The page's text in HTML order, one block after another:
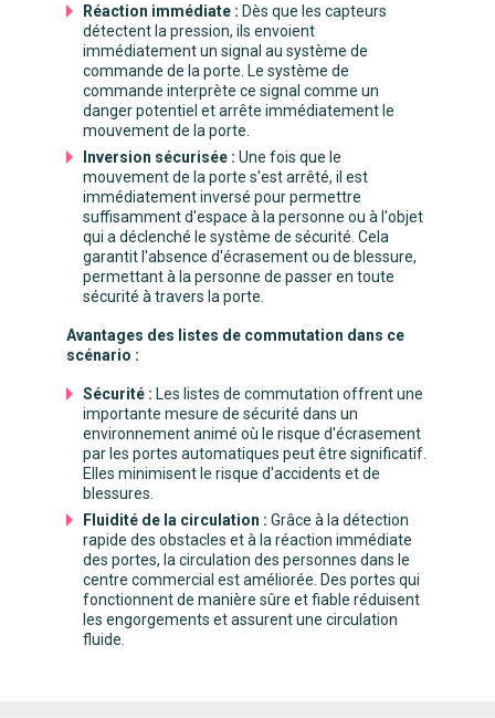
Réaction immédiate : Dès que les capteurs
détectent la pression, ils envoient
immédiatement un signal au système de
commande de la porte. Le système de
commande interprète ce signal comme un
danger potentiel et arrête immédiatement le
mouvement de la porte.
Inversion sécurisée : Une fois que le
mouvement de la porte s'est arrêté, il est
immédiatement inversé pour permettre
suffisamment d'espace à la personne ou à l'objet
qui a déclenché le système de sécurité. Cela
garantit l'absence d'écrasement ou de blessure,
permettant à la personne de passer en toute
sécurité à travers la porte.
Avantages des listes de commutation dans ce
scénario :
Sécurité : Les listes de commutation offrent une
importante mesure de sécurité dans un
environnement animé où le risque d'écrasement
par les portes automatiques peut être significatif.
Elles minimisent le risque d'accidents et de
blessures.
Fluidité de la circulation : Grâce à la détection
rapide des obstacles et à la réaction immédiate
des portes, la circulation des personnes dans le
centre commercial est améliorée. Des portes qui
fonctionnent de manière sûre et fiable réduisent
les engorgements et assurent une circulation
fluide.